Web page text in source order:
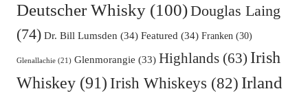
Deutscher Whisky(100)Douglas Laing
(74) Dr. Bill Lumsden (34) Featured(34) Franken(30)
Glenallachie(21) Glenmorangie (33) Highlands(63) Irish
Whiskey(91) Irish Whiskeys (82) Irland